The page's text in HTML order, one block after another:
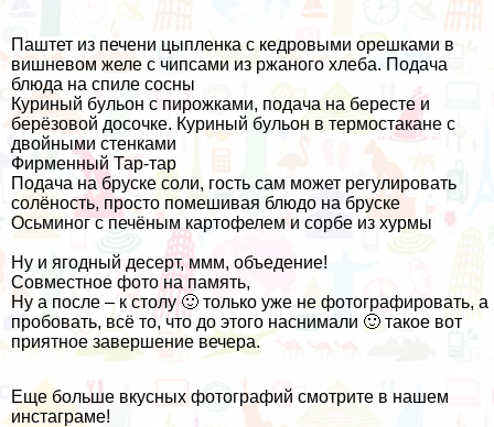
Паштет из печени цыпленка с кедровыми орешками в
вишневом желе с чипсами из ржаного хлеба. Подача
блюда на спиле сосны
Куриный бульон с пирожками, подача на бересте и
берёзовой досочке. Куриный бульон в термостакане с
двойными стенками
Фирменный Тар-тар
Подача на бруске соли, гость сам может регулировать
солёность, просто помешивая блюдо на бруске
Осьминог c печёным картофелем и сорбе из хурмы
Ну и ягодный десерт, ммм, объедение!
Совместное фото на память,
Ну а после – к столу 🙂 только уже не фотографировать, а
пробовать, всё то, что до этого наснимали 🙂 такое вот
приятное завершение вечера.
Еще больше вкусных фотографий смотрите в нашем
инстаграме!